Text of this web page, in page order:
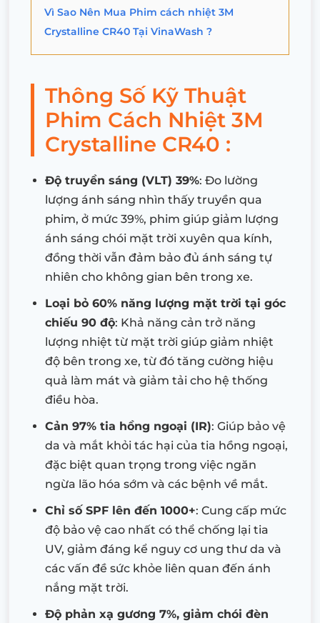
Vì Sao Nên Mua Phim cách nhiệt 3M
Crystalline CR40 Tại VinaWash ?
Thông Số Kỹ Thuật
Phim Cách Nhiệt 3M
Crystalline CR40 :
Độ truyền sáng (VLT) 39%: Đo lường
lượng ánh sáng nhìn thấy truyền qua
phim, ở mức 39%, phim giúp giảm lượng
ánh sáng chói mặt trời xuyên qua kính,
đồng thời vẫn đảm bảo đủ ánh sáng tự
nhiên cho không gian bên trong xe.
Loại bỏ 60% năng lượng mặt trời tại góc
chiếu 90 độ: Khả năng cản trở năng
lượng nhiệt từ mặt trời giúp giảm nhiệt
độ bên trong xe, từ đó tăng cường hiệu
quả làm mát và giảm tải cho hệ thống
điều hòa.
Cản 97% tia hồng ngoại (IR): Giúp bảo vệ
da và mắt khỏi tác hại của tia hồng ngoại,
đặc biệt quan trọng trong việc ngăn
ngừa lão hóa sớm và các bệnh về mắt.
Chỉ số SPF lên đến 1000+: Cung cấp mức
độ bảo vệ cao nhất có thể chống lại tia
UV, giảm đáng kể nguy cơ ung thư da và
các vấn đề sức khỏe liên quan đến ánh
nắng mặt trời.
Độ phản xạ gương 7%, giảm chói đèn